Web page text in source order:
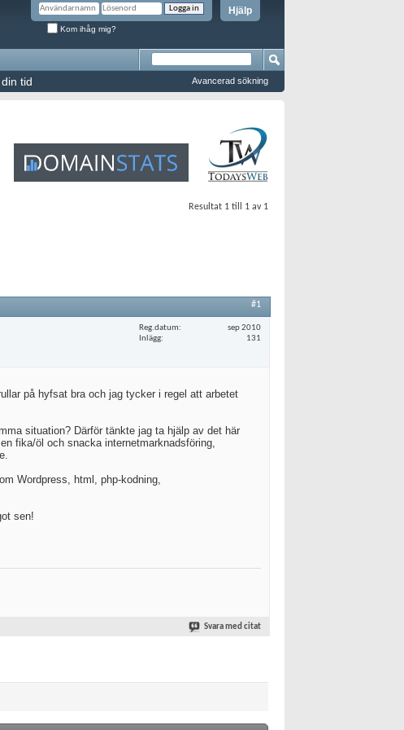
Hjälp
Kom ihåg mig?
tid Avancerad sökning
Resultat 1 till 1 av 1
#1
Reg.datum
sep 2010
Inlägg
131
på hyfsat bra och jag tycker i regel att arbetet
situation? Därför tänkte jag ta hjälp av det här
fika/öl och snacka internetmarknadsföring,
Wordpress, html, php-kodning,
sen!
Svara med citat